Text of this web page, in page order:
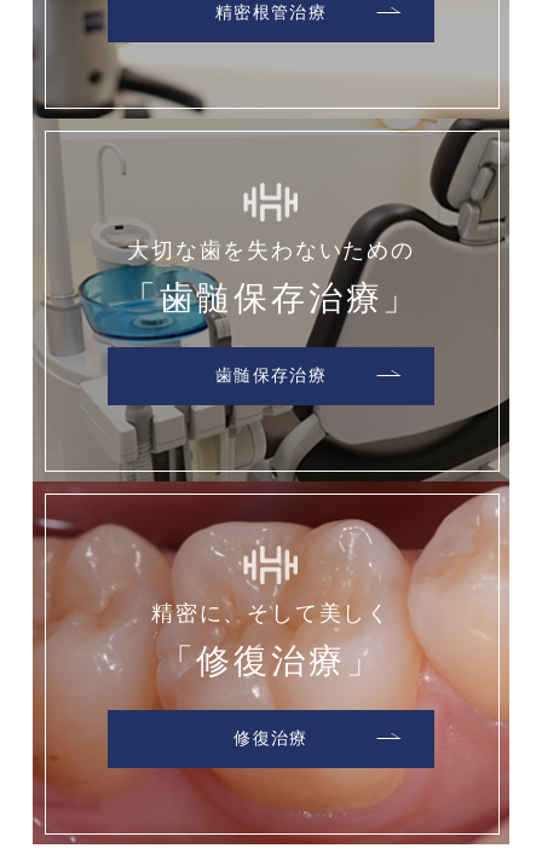
精密根管治療
大切な歯を失わないための
「歯髄保存治療」
歯髄保存治療
精密に、そして美しく
「修復治療」
修復治療